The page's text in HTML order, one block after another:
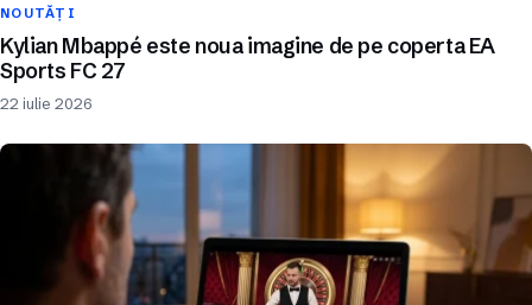
NOUTĂȚI
Kylian Mbappé este noua imagine de pe coperta EA
Sports FC 27
22 iulie 2026